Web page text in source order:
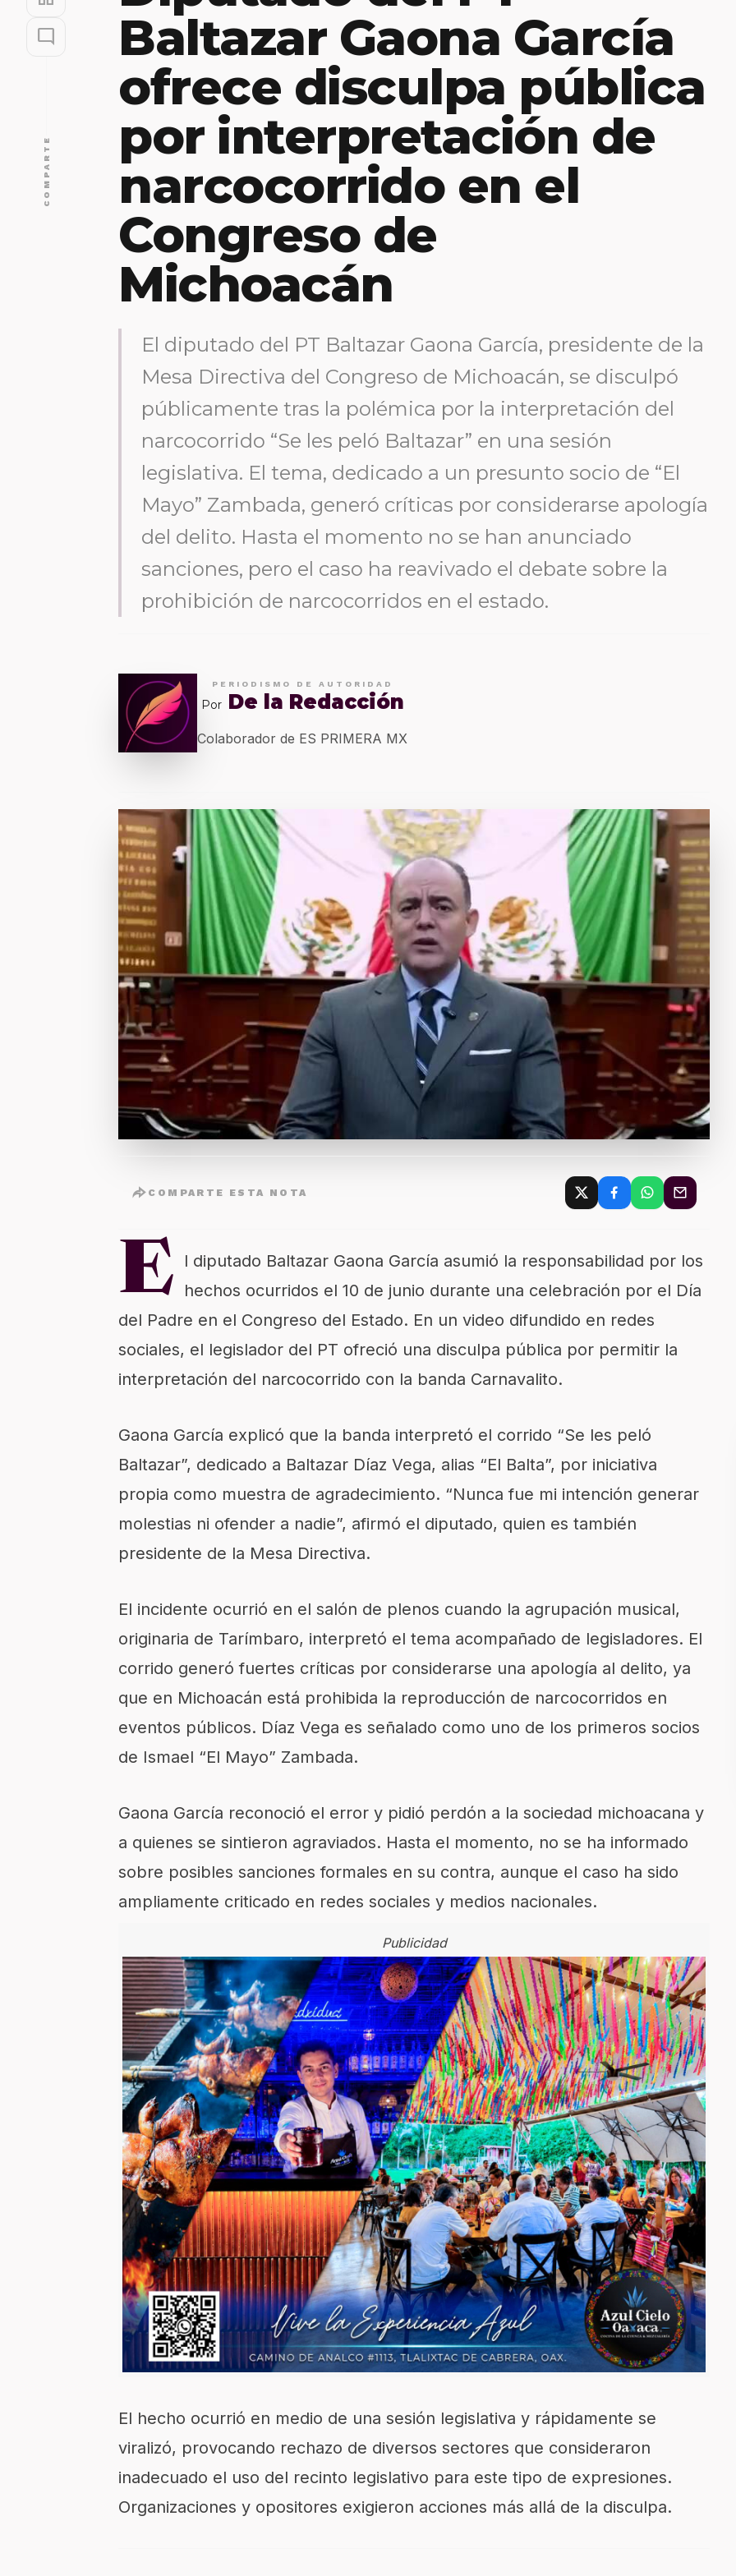
mode_comment
COMPARTE
Baltazar Gaona García
ofrece disculpa pública
por interpretación de
narcocorrido en el
Congreso de
Michoacán
El diputado del PT Baltazar Gaona García, presidente de la
Mesa Directiva del Congreso de Michoacán, se disculpó
públicamente tras la polémica por la interpretación del
narcocorrido “Se les peló Baltazar” en una sesión
legislativa. El tema, dedicado a un presunto socio de “El
Mayo” Zambada, generó críticas por considerarse apología
del delito. Hasta el momento no se han anunciado
sanciones, pero el caso ha reavivado el debate sobre la
prohibición de narcocorridos en el estado.
PERIODISMO DE AUTORIDAD
Por De la Redacción
Colaborador de ES PRIMERA MX
COMPARTE ESTA NOTA
E
l diputado Baltazar Gaona García asumió la responsabilidad por los
hechos ocurridos el 10 de junio durante una celebración por el Día
del Padre en el Congreso del Estado. En un video difundido en redes
sociales, el legislador del PT ofreció una disculpa pública por permitir la
interpretación del narcocorrido con la banda Carnavalito.
Gaona García explicó que la banda interpretó el corrido “Se les peló
Baltazar”, dedicado a Baltazar Díaz Vega, alias “El Balta”, por iniciativa
propia como muestra de agradecimiento. “Nunca fue mi intención generar
molestias ni ofender a nadie”, afirmó el diputado, quien es también
presidente de la Mesa Directiva.
El incidente ocurrió en el salón de plenos cuando la agrupación musical,
originaria de Tarímbaro, interpretó el tema acompañado de legisladores. El
corrido generó fuertes críticas por considerarse una apología al delito, ya
que en Michoacán está prohibida la reproducción de narcocorridos en
eventos públicos. Díaz Vega es señalado como uno de los primeros socios
de Ismael “El Mayo” Zambada.
Gaona García reconoció el error y pidió perdón a la sociedad michoacana y
a quienes se sintieron agraviados. Hasta el momento, no se ha informado
sobre posibles sanciones formales en su contra, aunque el caso ha sido
ampliamente criticado en redes sociales y medios nacionales.
Publicidad
El hecho ocurrió en medio de una sesión legislativa y rápidamente se
viralizó, provocando rechazo de diversos sectores que consideraron
inadecuado el uso del recinto legislativo para este tipo de expresiones.
Organizaciones y opositores exigieron acciones más allá de la disculpa.